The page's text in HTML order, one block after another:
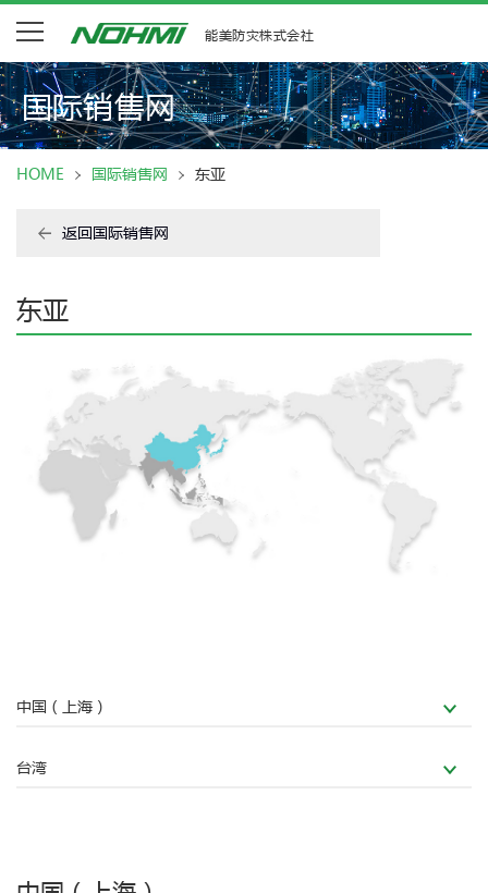
能美防灾株式会社
国际销售网
HOME 国际销售网 东亚
返回国际销售网
东亚
中国（上海）
台湾